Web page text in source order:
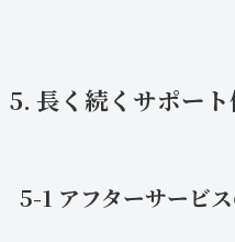
5. 長く続くサポー
5-1 アフターサービ